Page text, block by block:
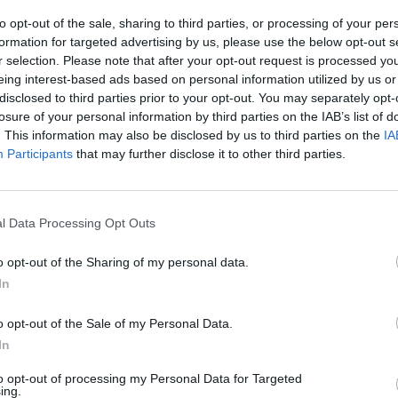
opt-out of the sale, sharing to third parties, or processing of your
for targeted advertising by us, please use the below opt-out
selection. Please note that after your opt-out request is processed
interest-based ads based on personal information utilized by us
to third parties prior to your opt-out. You may separately
of your personal information by third parties on the IAB’s list of
This information may also be disclosed by us to third parties on the
Participants that may further disclose it to other third parties.
Data Processing Opt Outs
opt-out of the Sharing of my personal data.
opt-out of the Sale of my Personal Data.
opt-out of processing my Personal Data for Targeted
επέλεξαν οι τηλεθεατές και στις εθνικές
τον Μάιο είναι:
Οι ειδήσεις του Mega με τη Ράνια Τζίμα
Παρασκευή, Σάββατο, Κυριακή
ήταν πρώτες με 435.000 τηλεθεατές,
με ποσοστό 13,6% κατέκτησαν την κορυφή
αντίστοιχα.
εκπομπή του Mega κυριάρχησε σχεδόν σε
στο σύνολο του κοινού και 16% στο